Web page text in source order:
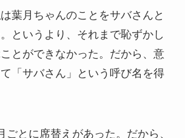
葉月ちゃんのことをサバさんと
というより、それまで恥ずかし
とができなかった。だから、意
「サバさん」という呼び名を得
ごとに席替えがあった。だから、